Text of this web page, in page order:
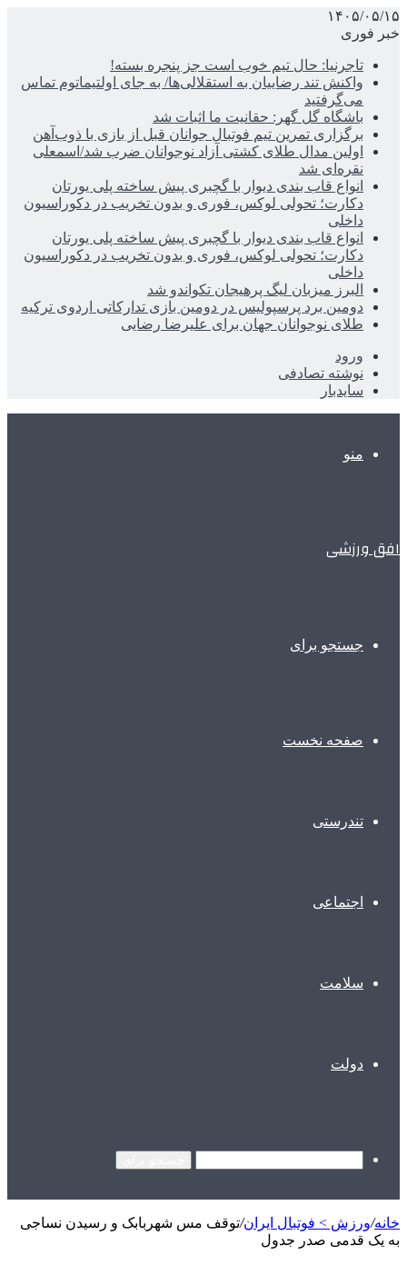
۱۴۰۵/۰۵/۱۵
خبر فوری
تاجرنیا: حال تیم خوب است جز پنجره بسته!
واکنش تند رضاییان به استقلالی‌ها/ به جای اولتیماتوم تماس
می‌گرفتید
باشگاه گل گهر: حقانیت ما اثبات شد
برگزاری تمرین تیم فوتبال جوانان قبل از بازی با ذوب‌آهن
اولین مدال طلای کشتی آزاد نوجوانان ضرب شد/اسمعلی
نقره‌ای شد
انواع قاب بندی دیوار با گچبری پیش ساخته پلی یورتان
دکارت؛ تحولی لوکس، فوری و بدون تخریب در دکوراسیون
داخلی
انواع قاب بندی دیوار با گچبری پیش ساخته پلی یورتان
دکارت؛ تحولی لوکس، فوری و بدون تخریب در دکوراسیون
داخلی
البرز میزبان لیگ پرهیجان تکواندو شد
دومین برد پرسپولیس در دومین بازی تدارکاتی اردوی ترکیه
طلای نوجوانان جهان برای علیرضا رضایی
ورود
نوشته تصادفی
سایدبار
منو
افق ورزشی
جستجو برای
صفحه نخست
تندرستی
اجتماعی
سلامت
دولت
خانه/ورزش > فوتبال ایران/توقف مس شهربابک و رسیدن نساجی
به یک قدمی صدر جدول